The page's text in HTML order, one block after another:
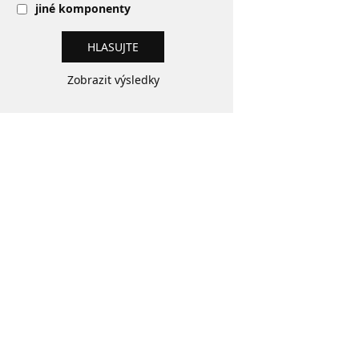
jiné komponenty
Zobrazit výsledky